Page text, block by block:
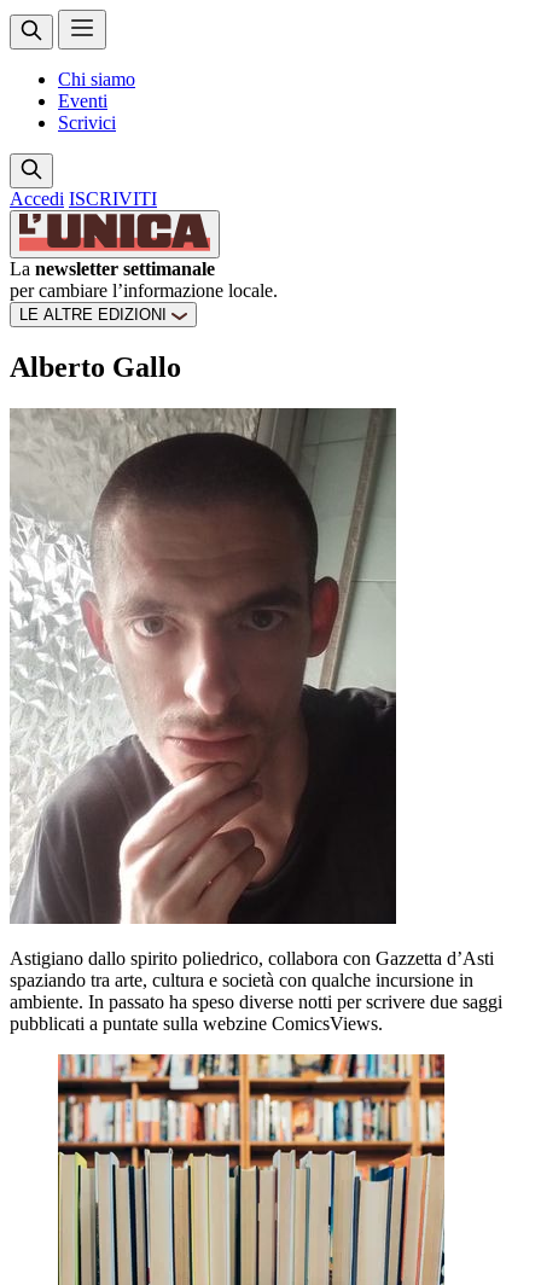
Chi siamo
Eventi
Scrivici
Accedi ISCRIVITI
La newsletter settimanale
per cambiare l’informazione locale.
LE ALTRE EDIZIONI
Alberto Gallo
Astigiano dallo spirito poliedrico, collabora con Gazzetta d’Asti
spaziando tra arte, cultura e società con qualche incursione in
ambiente. In passato ha speso diverse notti per scrivere due saggi
pubblicati a puntate sulla webzine ComicsViews.